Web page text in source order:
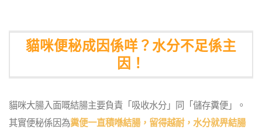
貓咪便秘成因係咩？水分不足係主
因！
貓咪大腸入面嘅結腸主要負責「吸收水分」同「儲存糞便」。
其實便秘係因為糞便一直積喺結腸，留得越耐，水分就畀結腸